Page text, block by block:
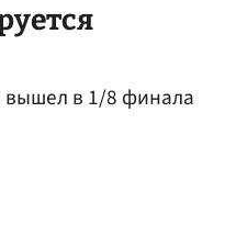
вышел в 1/8 финала